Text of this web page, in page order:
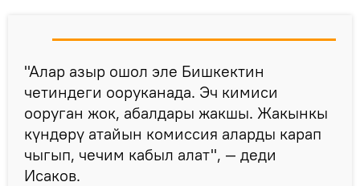
"Алар азыр ошол эле Бишкектин
четиндеги ооруканада. Эч кимиси
ооруган жок, абалдары жакшы. Жакынкы
күндөрү атайын комиссия аларды карап
чыгып, чечим кабыл алат", — деди
Исаков.